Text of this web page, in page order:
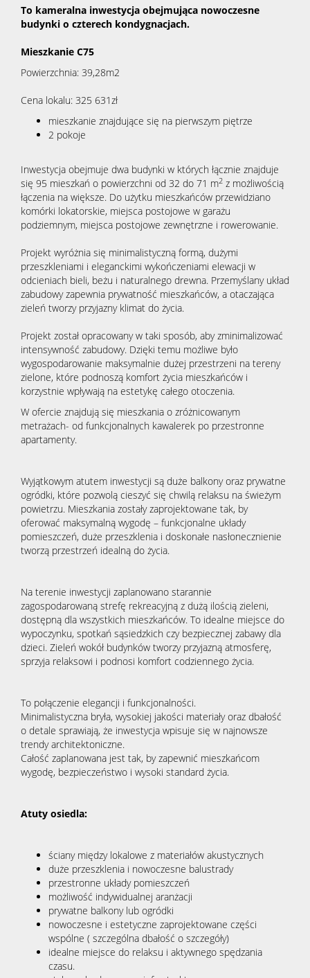
To kameralna inwestycja obejmująca nowoczesne
budynki o czterech kondygnacjach.
Mieszkanie C75
Powierzchnia: 39,28m2
Cena lokalu: 325 631zł
mieszkanie znajdujące się na pierwszym piętrze
2 pokoje
Inwestycja obejmuje dwa budynki w których łącznie znajduje
się 95 mieszkań o powierzchni od 32 do 71 m2 z możliwością
łączenia na większe. Do użytku mieszkańców przewidziano
komórki lokatorskie, miejsca postojowe w garażu
podziemnym, miejsca postojowe zewnętrzne i rowerowanie.
Projekt wyróżnia się minimalistyczną formą, dużymi
przeszkleniami i eleganckimi wykończeniami elewacji w
odcieniach bieli, beżu i naturalnego drewna. Przemyślany układ
zabudowy zapewnia prywatność mieszkańców, a otaczająca
zieleń tworzy przyjazny klimat do życia.
Projekt został opracowany w taki sposób, aby zminimalizować
intensywność zabudowy. Dzięki temu możliwe było
wygospodarowanie maksymalnie dużej przestrzeni na tereny
zielone, które podnoszą komfort życia mieszkańców i
korzystnie wpływają na estetykę całego otoczenia.
W ofercie znajdują się mieszkania o zróżnicowanym
metrażach- od funkcjonalnych kawalerek po przestronne
apartamenty.
Wyjątkowym atutem inwestycji są duże balkony oraz prywatne
ogródki, które pozwolą cieszyć się chwilą relaksu na świeżym
powietrzu. Mieszkania zostały zaprojektowane tak, by
oferować maksymalną wygodę – funkcjonalne układy
pomieszczeń, duże przeszklenia i doskonałe nasłonecznienie
tworzą przestrzeń idealną do życia.
Na terenie inwestycji zaplanowano starannie
zagospodarowaną strefę rekreacyjną z dużą ilością zieleni,
dostępną dla wszystkich mieszkańców. To idealne miejsce do
wypoczynku, spotkań sąsiedzkich czy bezpiecznej zabawy dla
dzieci. Zieleń wokół budynków tworzy przyjazną atmosferę,
sprzyja relaksowi i podnosi komfort codziennego życia.
To połączenie elegancji i funkcjonalności.
Minimalistyczna bryła, wysokiej jakości materiały oraz dbałość
o detale sprawiają, że inwestycja wpisuje się w najnowsze
trendy architektoniczne.
Całość zaplanowana jest tak, by zapewnić mieszkańcom
wygodę, bezpieczeństwo i wysoki standard życia.
Atuty osiedla:
ściany między lokalowe z materiałów akustycznych
duże przeszklenia i nowoczesne balustrady
przestronne układy pomieszczeń
możliwość indywidualnej aranżacji
prywatne balkony lub ogródki
nowoczesne i estetyczne zaprojektowane części
wspólne ( szczególna dbałość o szczegóły)
idealne miejsce do relaksu i aktywnego spędzania
czasu.